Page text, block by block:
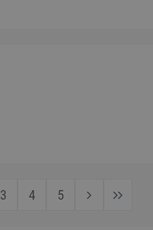
3 4 5